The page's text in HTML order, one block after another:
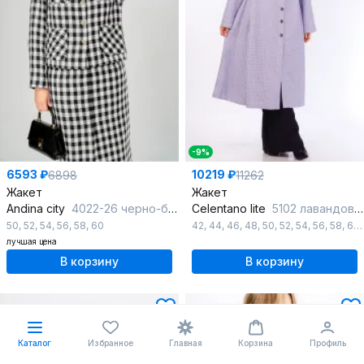
6593 ₽6898
Жакет
Andina city 4022-26 черно-белый
50, 52, 54, 56, 58, 60
лучшая цена
В корзину
-9%
10219 ₽11262
Жакет
Celentano lite 5102 лавандовый
42, 44, 46, 48, 50, 52, 54, 56, 58, 60 ,
В корзину
Каталог Избранное Главная Корзина Профиль